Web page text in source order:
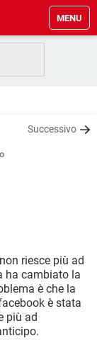
MENU
Successivo
riesce più ad
ha cambiato la
è che la
è stata
più ad